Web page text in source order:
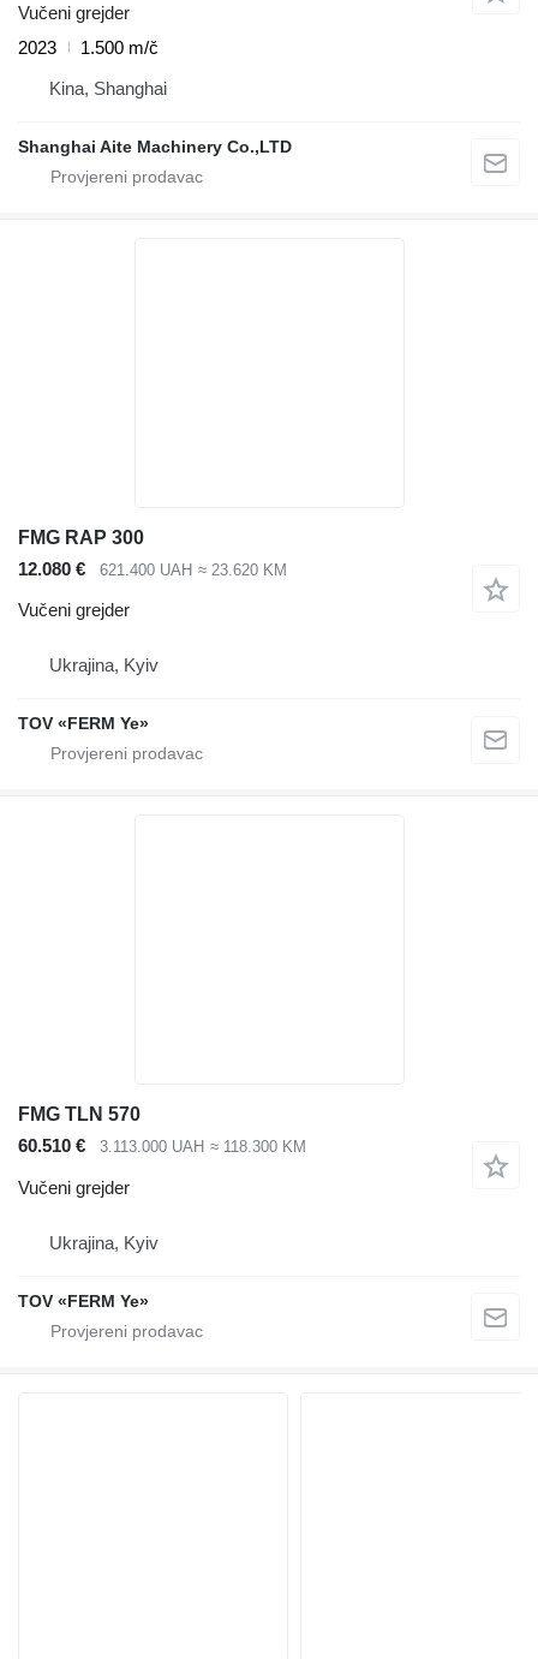
Vučeni grejder
2023
1.500 m/č
Kina, Shanghai
Shanghai Aite Machinery Co.,LTD
FMG RAP 300
12.080 €
621.400 UAH ≈ 23.620 KM
Vučeni grejder
Ukrajina, Kyiv
TOV «FERM Ye»
FMG TLN 570
60.510 €
3.113.000 UAH ≈ 118.300 KM
Vučeni grejder
Ukrajina, Kyiv
TOV «FERM Ye»